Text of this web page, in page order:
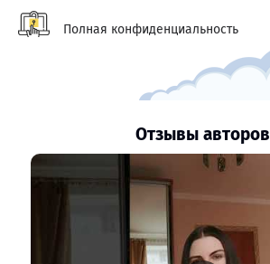
Полная конфиденциальность
Отзывы авторов